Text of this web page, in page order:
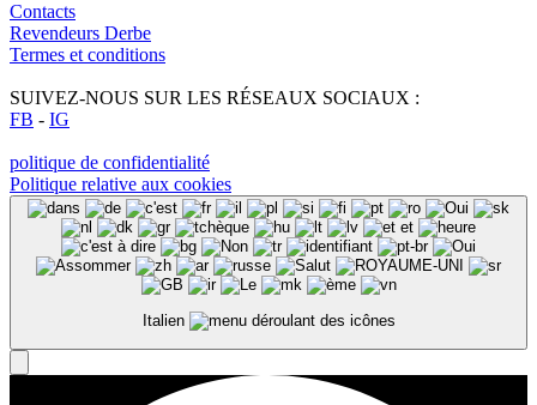
Contacts
Revendeurs Derbe
Termes et conditions
SUIVEZ-NOUS SUR LES RÉSEAUX SOCIAUX :
FB - IG
politique de confidentialité
Politique relative aux cookies
Italien